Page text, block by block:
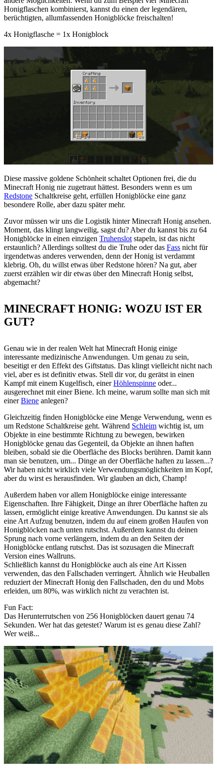
Honigflaschen kombinierst, kannst du einen der legendären,
berüchtigten, allumfassenden Honigblöcke freischalten!
4x Honigflasche = 1x Honigblock
Diese massive goldene Schönheit schaltet Optionen frei, die du
Minecraft Honig nie zugetraut hättest. Besonders wenn es um
Redstone Schaltkreise geht, erfüllen Honigblöcke eine ganz
besondere Rolle, aber dazu später mehr.
Zuvor müssen wir uns die Logistik hinter Minecraft Honig ansehen.
Moment, das klingt langweilig, sagst du? Aber du kannst bis zu 64
Honigblöcke in einen einzigen Truhenslot stapeln, ist das nicht
erstaunlich? Allerdings solltest du die Truhe oder das Fass nicht für
irgendetwas anderes verwenden, denn der Honig ist verdammt
klebrig. Oh, du willst etwas über Redstone hören? Na gut, aber
zuerst erzählen wir dir etwas über den Minecraft Honig selbst,
abgemacht?
MINECRAFT HONIG: WOZU IST ER
GUT?
Genau wie in der realen Welt hat Minecraft Honig einige
interessante medizinische Anwendungen. Um genau zu sein,
beseitigt er den Effekt des Giftstatus. Das klingt vielleicht nicht nach
viel, aber es ist definitiv etwas. Stell dir vor, du gerätst in einen
Kampf mit einem Kugelfisch, einerHöhlenspinne oder...
ausgerechnet mit einer Biene. Ich meine, warum sollte man sich mit
einerBiene anlegen?
Gleichzeitig finden Honigblöcke eine Menge Verwendung, wenn es
um Redstone Schaltkreise geht. Während Schleim wichtig ist, um
Objekte in eine bestimmte Richtung zu bewegen, bewirken
Honigblöcke genau das Gegenteil, da Objekte an ihnen haften
bleiben, sobald sie die Oberfläche des Blocks berühren. Damit kann
man sie benutzen, um... Dinge an der Oberfläche haften zu lassen...?
Wir haben nicht wirklich viele Verwendungsmöglichkeiten im Kopf,
aber du wirst es herausfinden. Wir glauben an dich, Champ!
Außerdem haben vor allem Honigblöcke einige interessante
Eigenschaften. Ihre Fähigkeit, Dinge an ihrer Oberfläche haften zu
lassen, ermöglicht einige kreative Anwendungen. Du kannst sie als
eine Art Aufzug benutzen, indem du auf einem großen Haufen von
Honigblöcken nach unten rutschst. Außerdem kannst du deinen
Sprung nach vorne verlängern, indem du an den Seiten der
Honigblöcke entlang rutschst. Das ist sozusagen die Minecraft
Version eines Wallruns.
Schließlich kannst du Honigblöcke auch als eine Art Kissen
verwenden, das den Fallschaden verringert. Ähnlich wie Heuballen
reduziert der Minecraft Honig den Fallschaden, den du und Mobs
erleiden, um 80%, was wirklich nicht zu verachten ist.
Fun Fact:
Das Herunterrutschen von 256 Honigblöcken dauert genau 74
Sekunden. Wer hat das getestet? Warum ist es genau diese Zahl?
Wer weiß...